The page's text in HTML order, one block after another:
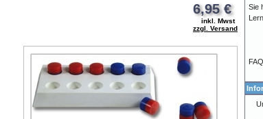
6,95 €
inkl. Mwst
zzgl. Versand
Sie